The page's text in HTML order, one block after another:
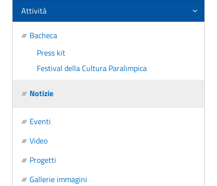
Attività
Bacheca
Press kit
Festival della Cultura Paralimpica
Notizie
Eventi
Video
Progetti
Gallerie immagini